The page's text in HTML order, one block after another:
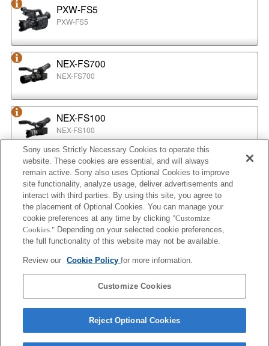
PXW-FS5
PXW-FS5
NEX-FS700
NEX-FS700
NEX-FS100
NEX-FS100
NEX-EA50
NEX-EA50
MPC-2610
BURANO
Sony uses Strictly Necessary Cookies to operate this
website. These cookies are essential, and will always
remain active. Sony also uses Optional Cookies to improve
site functionality, analyze usage, deliver advertisements and
interact with third parties. By using this site, you agree to
the placement of Optional Cookies. You can manage your
cookie preferences at any time by clicking "Customize
Cookies." Depending on your selected cookie preferences,
the full functionality of this website may not be available.
Review our Cookie Policyfor more information.
Customize Cookies
Reject Optional Cookies